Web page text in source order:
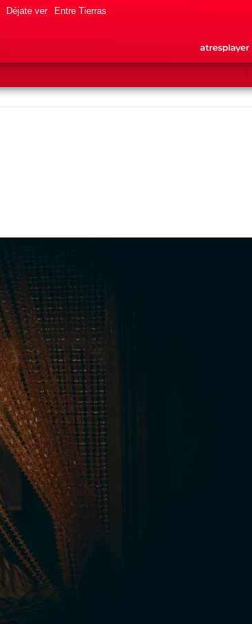
Déjate ver Entre Tierras